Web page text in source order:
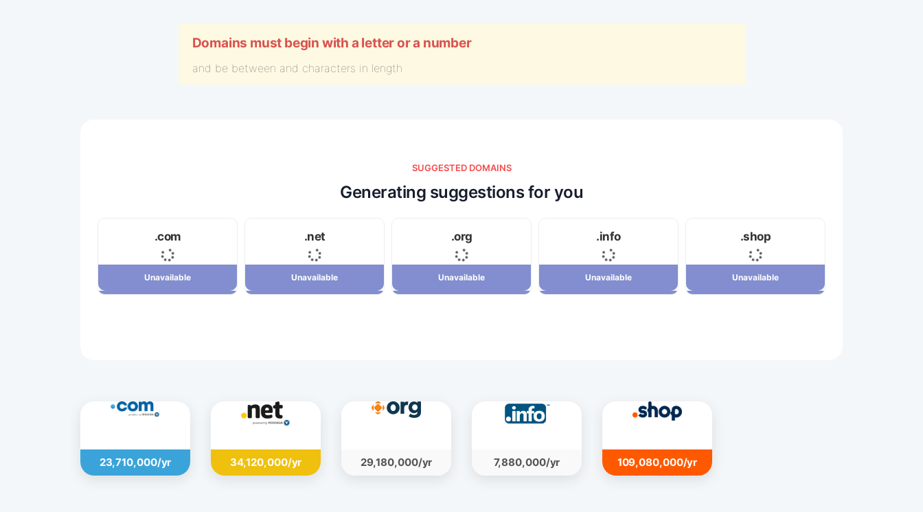
Domains must begin with a letter or a number
and be between and characters in length
SUGGESTED DOMAINS
Generating suggestions for you
.com
Unavailable
.net
Unavailable
.org
Unavailable
.info
Unavailable
.shop
Unavailable
23,710,000/yr 34,120,000/yr 29,180,000/yr 7,880,000/yr 109,080,000/yr